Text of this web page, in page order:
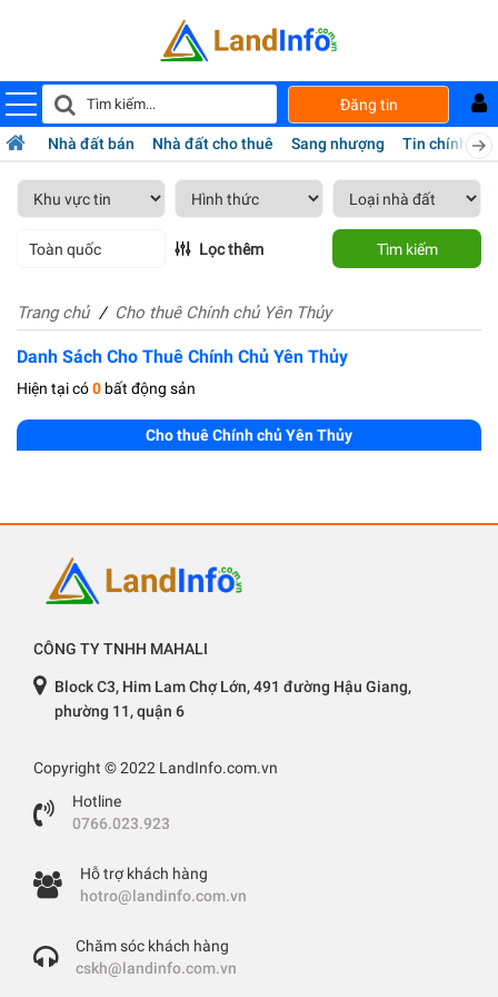
Đăng tin
Nhà đất bán Nhà đất cho thuê Sang nhượng Tin chính chủ
Toàn quốc Lọc thêm Tìm kiếm
Trang chủ Cho thuê Chính chủ Yên Thủy
Danh Sách Cho Thuê Chính Chủ Yên Thủy
Hiện tại có0 bất động sản
Cho thuê Chính chủ Yên Thủy
CÔNG TY TNHH MAHALI
Block C3, Him Lam Chợ Lớn, 491 đường Hậu Giang,
phường 11, quận 6
Copyright © 2022 LandInfo.com.vn
Hotline
0766.023.923
Hỗ trợ khách hàng
hotro@landinfo.com.vn
Chăm sóc khách hàng
cskh@landinfo.com.vn